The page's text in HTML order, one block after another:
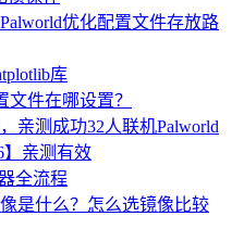
优化配置文件存放路
库
文件在哪设置？
亲测成功32人联机Palworld
】亲测有效
全流程
是什么？怎么选镜像比较